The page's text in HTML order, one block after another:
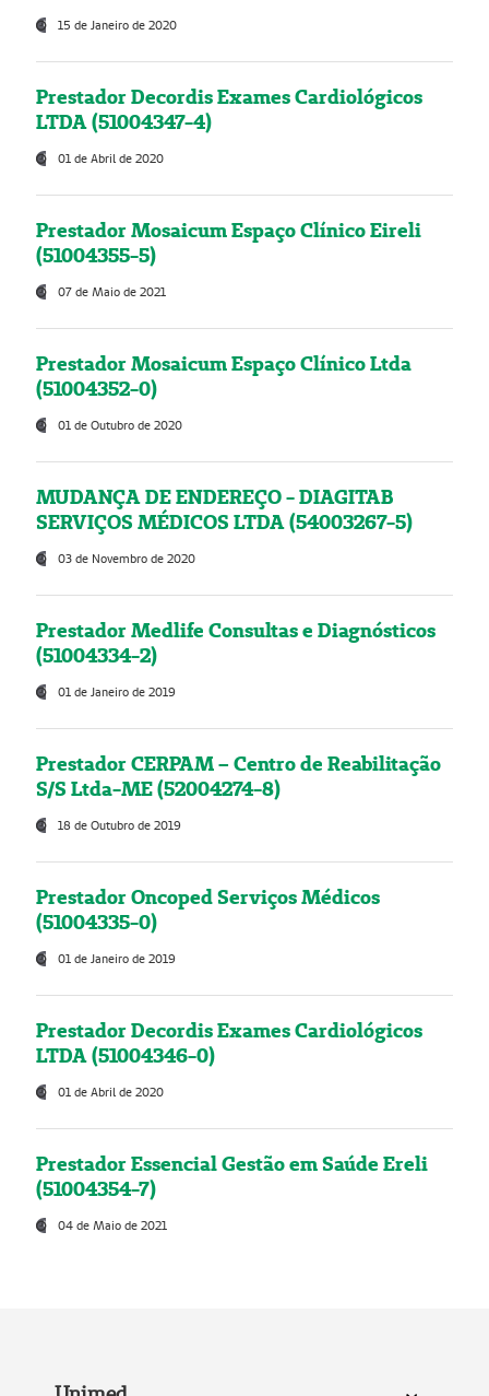
15 de Janeiro de 2020
Prestador Decordis Exames Cardiológicos
LTDA (51004347-4)
01 de Abril de 2020
Prestador Mosaicum Espaço Clínico Eireli
(51004355-5)
07 de Maio de 2021
Prestador Mosaicum Espaço Clínico Ltda
(51004352-0)
01 de Outubro de 2020
MUDANÇA DE ENDEREÇO - DIAGITAB
SERVIÇOS MÉDICOS LTDA (54003267-5)
03 de Novembro de 2020
Prestador Medlife Consultas e Diagnósticos
(51004334-2)
01 de Janeiro de 2019
Prestador CERPAM – Centro de Reabilitação
S/S Ltda-ME (52004274-8)
18 de Outubro de 2019
Prestador Oncoped Serviços Médicos
(51004335-0)
01 de Janeiro de 2019
Prestador Decordis Exames Cardiológicos
LTDA (51004346-0)
01 de Abril de 2020
Prestador Essencial Gestão em Saúde Ereli
(51004354-7)
04 de Maio de 2021